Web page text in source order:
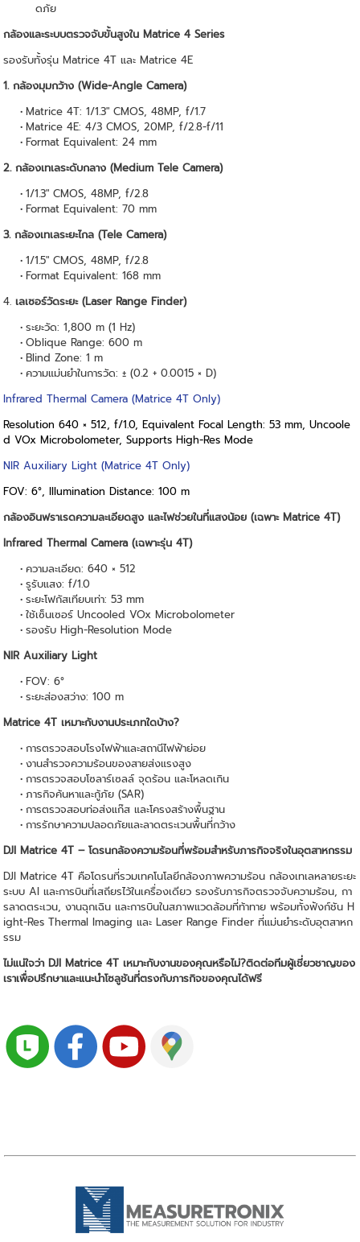
ดภัย
กล้องและระบบตรวจจับขั้นสูงใน Matrice 4 Series
รองรับทั้งรุ่น Matrice 4T และ Matrice 4E
1. กล้องมุมกว้าง (Wide-Angle Camera)
Matrice 4T: 1/1.3″ CMOS, 48MP, f/1.7
Matrice 4E: 4/3 CMOS, 20MP, f/2.8-f/11
Format Equivalent: 24 mm
2. กล้องเทเลระดับกลาง (Medium Tele Camera)
1/1.3″ CMOS, 48MP, f/2.8
Format Equivalent: 70 mm
3. กล้องเทเลระยะไกล (Tele Camera)
1/1.5″ CMOS, 48MP, f/2.8
Format Equivalent: 168 mm
4. เลเซอร์วัดระยะ (Laser Range Finder)
ระยะวัด: 1,800 m (1 Hz)
Oblique Range: 600 m
Blind Zone: 1 m
ความแม่นยำในการวัด: ± (0.2 + 0.0015 × D)
Infrared Thermal Camera (Matrice 4T Only)
Resolution 640 × 512, f/1.0, Equivalent Focal Length: 53 mm, Uncoole
d VOx Microbolometer, Supports High-Res Mode
NIR Auxiliary Light (Matrice 4T Only)
FOV: 6°, Illumination Distance: 100 m
กล้องอินฟราเรดความละเอียดสูง และไฟช่วยในที่แสงน้อย (เฉพาะ Matrice 4T)
Infrared Thermal Camera (เฉพาะรุ่น 4T)
ความละเอียด: 640 × 512
รูรับแสง: f/1.0
ระยะโฟกัสเทียบเท่า: 53 mm
ใช้เซ็นเซอร์ Uncooled VOx Microbolometer
รองรับ High-Resolution Mode
NIR Auxiliary Light
FOV: 6°
ระยะส่องสว่าง: 100 m
Matrice 4T เหมาะกับงานประเภทใดบ้าง?
การตรวจสอบโรงไฟฟ้าและสถานีไฟฟ้าย่อย
งานสำรวจความร้อนของสายส่งแรงสูง
การตรวจสอบโซลาร์เซลล์ จุดร้อน และโหลดเกิน
ภารกิจค้นหาและกู้ภัย (SAR)
การตรวจสอบท่อส่งแก๊ส และโครงสร้างพื้นฐาน
การรักษาความปลอดภัยและลาดตระเวนพื้นที่กว้าง
DJI Matrice 4T – โดรนกล้องความร้อนที่พร้อมสำหรับภารกิจจริงในอุตสาหกรรม
DJI Matrice 4T คือโดรนที่รวมเทคโนโลยีกล้องภาพความร้อน กล้องเทเลหลายระยะ
ระบบ AI และการบินที่เสถียรไว้ในเครื่องเดียว รองรับภารกิจตรวจจับความร้อน, กา
รลาดตระเวน, งานฉุกเฉิน และการบินในสภาพแวดล้อมที่ท้าทาย พร้อมทั้งฟังก์ชัน H
ight-Res Thermal Imaging และ Laser Range Finder ที่แม่นยำระดับอุตสาหก
รรม
ไม่แน่ใจว่า DJI Matrice 4T เหมาะกับงานของคุณหรือไม่?ติดต่อทีมผู้เชี่ยวชาญของ
เราเพื่อปรึกษาและแนะนำโซลูชันที่ตรงกับภารกิจของคุณได้ฟรี